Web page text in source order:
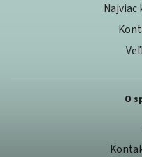
Najviac
O